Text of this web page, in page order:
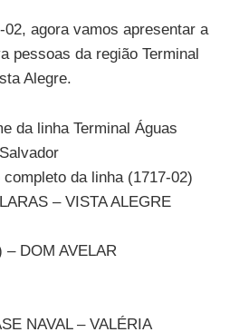
02, agora vamos apresentar a
pessoas da região Terminal
Alegre.
da linha Terminal Águas
da linha (1717-02)
– VISTA ALEGRE
– DOM AVELAR
NAVAL – VALÉRIA